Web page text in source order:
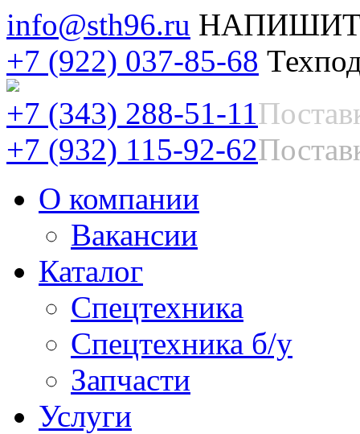
info@sth96.ru
+7 (922) 037-85-68
+7 (343) 288-51-11
+7 (932) 115-92-62
О компании
Вакансии
Каталог
Спецтехника
Спецтехника б/у
Запчасти
Услуги